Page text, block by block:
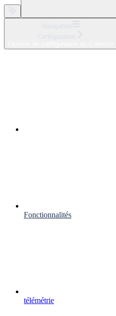
Fonctionnalités
télémétrie